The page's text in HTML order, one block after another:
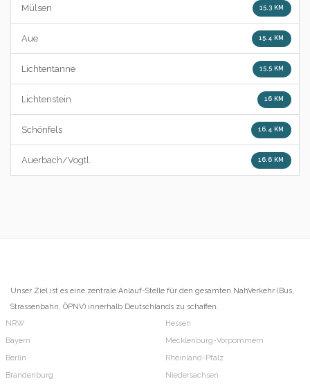
Mülsen 15.3 KM
Aue 15.4 KM
Lichtentanne 15.5 KM
Lichtenstein 16 KM
Schönfels 16.4 KM
Auerbach/Vogtl. 16.6 KM
Unser Ziel ist es eine zentrale Anlauf-Stelle für den gesamten NahVerkehr (Bus,
Strassenbahn, ÖPNV) innerhalb Deutschlands zu schaffen.
NRW
Bayern
Berlin
Brandenburg
Hessen
Mecklenburg-Vorpommern
Rheinland-Pfalz
Niedersachsen